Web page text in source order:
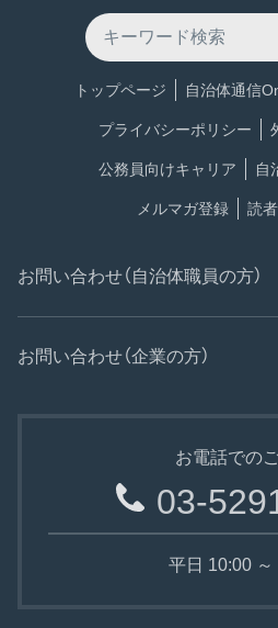
トップページ 自治体通信
プライバシーポリシー
公務員向けキャリア 自
メルマガ登録 読
お問い合わせ（自治体職員の方）
お問い合わせ（企業の方）
お電話での
03-
平日 10:00 ～